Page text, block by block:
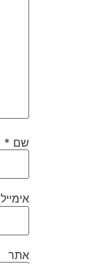
שם *
אימייל
אתר